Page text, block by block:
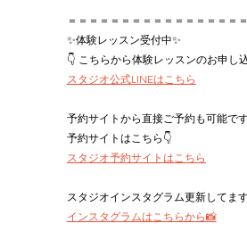
＝＝＝＝＝＝＝＝＝＝＝＝＝＝＝＝
✨体験レッスン受付中✨
👇 こちらから体験レッスンのお申し
スタジオ公式LINEはこちら
予約サイトから直接ご予約も可能で
予約サイトはこちら👇
スタジオ予約サイトはこちら
スタジオインスタグラム更新してま
インスタグラムはこちらから📸